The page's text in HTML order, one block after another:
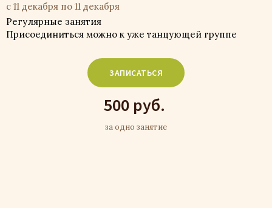
с 11 декабря по 11 декабря
ЗАПИСАТЬСЯ
500 руб.
за одно занятие
Регулярные занятия
Присоединиться можно к уже танцующей группе